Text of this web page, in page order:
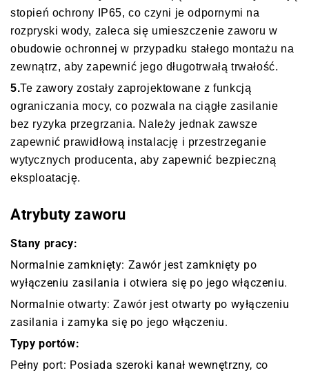
stopień ochrony IP65, co czyni je odpornymi na
rozpryski wody, zaleca się umieszczenie zaworu w
obudowie ochronnej w przypadku stałego montażu na
zewnątrz, aby zapewnić jego długotrwałą trwałość.
5.Te zawory zostały zaprojektowane z funkcją
ograniczania mocy, co pozwala na ciągłe zasilanie
bez ryzyka przegrzania. Należy jednak zawsze
zapewnić prawidłową instalację i przestrzeganie
wytycznych producenta, aby zapewnić bezpieczną
eksploatację.
Atrybuty zaworu
Stany pracy:
Normalnie zamknięty: Zawór jest zamknięty po
wyłączeniu zasilania i otwiera się po jego włączeniu.
Normalnie otwarty: Zawór jest otwarty po wyłączeniu
zasilania i zamyka się po jego włączeniu.
Typy portów:
Pełny port: Posiada szeroki kanał wewnętrzny, co